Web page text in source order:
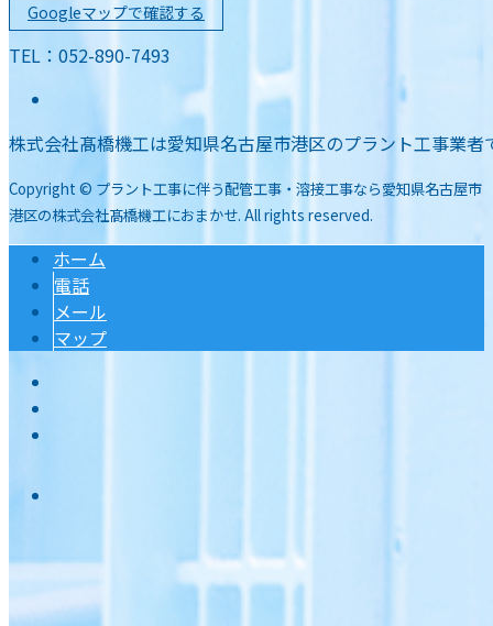
Googleマップで確認する
TEL：052-890-7493
株式会社髙橋機工は愛知県名古屋市港区のプラント工事業者
Copyright © プラント工事に伴う配管工事・溶接工事なら愛知県名古屋市
港区の株式会社髙橋機工におまかせ. All rights reserved.
ホーム
電話
メール
マップ